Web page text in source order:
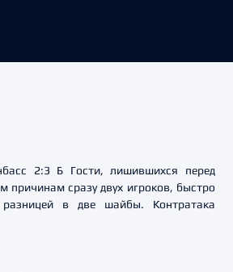
2:3 Б Гости, лишившихся перед
причинам сразу двух игроков, быстро
в две шайбы. Контратака